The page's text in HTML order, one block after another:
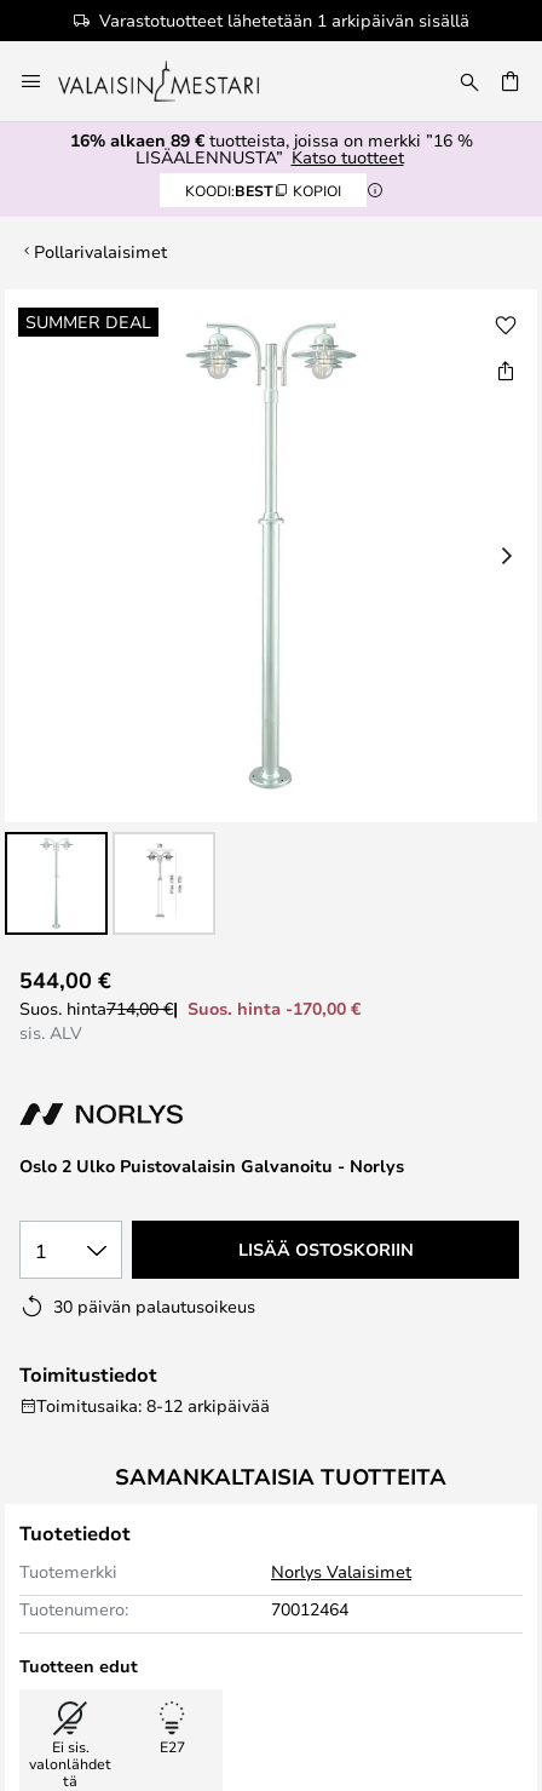
Varastotuotteet lähetetään 1 arkipäivän sisällä
to
Content
16% alkaen 89 €tuotteista, joissa on merkki ”16 %
LISÄALENNUSTA” Katso tuotteet
KOODI:BEST KOPIOI
Pollarivalaisimet
SUMMER DEAL
Skip
to
to
the
the
gallery
Oslo 2 Ulko Puistovalaisin Galvanoitu - Norlys
544,00 €
Suos. hinta714,00 €
Suos. hinta -170,00 €
sis. ALV
1 LISÄÄ OSTOSKORIIN
30 päivän palautusoikeus
Toimitustiedot
Toimitusaika: 8-12 arkipäivää
SAMANKALTAISIA TUOTTEITA
Tuotetiedot
Tuotemerkki
Norlys Valaisimet
Tuotenumero:
70012464
Tuotteen edut
Ei sis.
valonlähdet
tä
E27